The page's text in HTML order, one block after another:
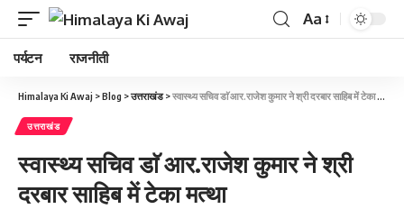
Aa
पर्यटन राजनीती
Himalaya Ki Awaj >Blog >उत्तराखंड>स्वास्थ्य सचिव डाॅ आर.राजेश कुमार ने श्री दरबार साहिब में टेका मत्था
उत्तराखंड
स्वास्थ्य सचिव डाॅ आर.राजेश कुमार ने श्री
दरबार साहिब में टेका मत्था